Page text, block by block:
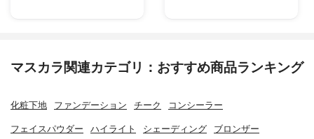
マスカラ関連カテゴリ：おすすめ商品ランキング
化粧下地 ファンデーション チーク コンシーラー
フェイスパウダー ハイライト シェーディング ブロンザー